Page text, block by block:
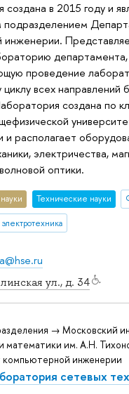
ул., д. 34
в 2015 году и
подразделением
инженерии.
департамента,
проведение
всех направлений
создана по
и располагает
электричества,
оптики.
Тех­ничес­кие науки
→ Московский
математики им. А.Н.
инженерии
сетевых